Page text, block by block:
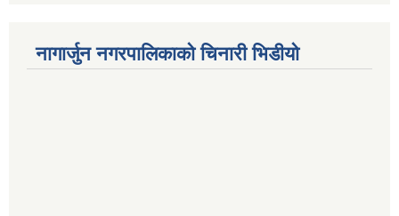
नागार्जुन नगरपालिकाको चिनारी भिडीयो